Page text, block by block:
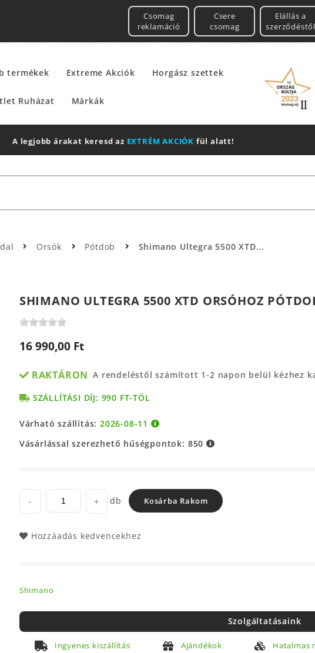
Csomag
reklamáció
Csere
csomag
Elállás a
szerződéstől
termékek Extreme Akciók Horgász szettek
Ruházat Márkák
A legjobb árakat keresd az EXTRÉM AKCIÓK fül alatt!
Orsók Pótdob Shimano Ultegra 5500 XTD...
SHIMANO ULTEGRA 5500 XTD ORSÓHOZ
16 990,00 Ft
RAKTÁRON A rendeléstől számított 1-2 napon belül kézhez
SZÁLLÍTÁSI DÍJ: 990 FT-TÓL
Várható szállítás:2026-08-11
Vásárlással szerezhető hűségpontok: 850
- + db Kosárba Rakom
Hozzáadás kedvencekhez
Shimano
Szolgáltatásaink
Ingyenes kiszállítás Ajándékok Hatalmas